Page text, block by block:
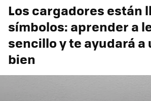
Los cargadores están
símbolos: aprender a
sencillo y te ayudará a
bien